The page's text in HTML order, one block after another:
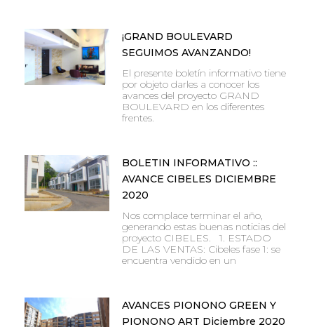
¡GRAND BOULEVARD
SEGUIMOS AVANZANDO!
El presente boletín informativo tiene
por objeto darles a conocer los
avances del proyecto GRAND
BOULEVARD en los diferentes
frentes.
BOLETIN INFORMATIVO ::
AVANCE CIBELES DICIEMBRE
2020
Nos complace terminar el año,
generando estas buenas noticias del
proyecto CIBELES. 1. ESTADO
DE LAS VENTAS: Cibeles fase 1: se
encuentra vendido en un
AVANCES PIONONO GREEN Y
PIONONO ART Diciembre 2020